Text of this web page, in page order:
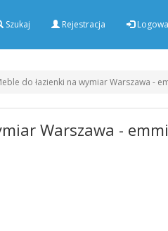
Szukaj Rejestracja
do łazienki na wymiar Warszawa -
Warszawa -